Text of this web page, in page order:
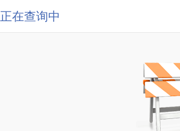
正在查询中